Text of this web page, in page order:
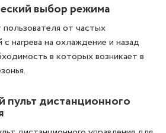
выбор режима
от частых
нагрева на охлаждение и назад
в которых возникает в
дистанционного